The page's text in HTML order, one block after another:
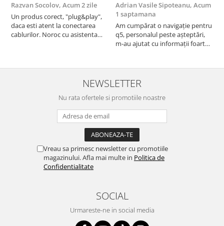
Razvan Socolov, Acum 2 zile
Un produs corect, "plug&play",
daca esti atent la conectarea
cablurilor. Noroc cu asistenta
atras atentia ca nu era conectat
cablul de video de la camera
Adrian Vasile Sipoteanu, Acum
1 saptamana
Am cumpărat o navigație pentru
q5, personalul peste așteptări,
m-au ajutat cu informații foarte
serviabili, livrare rapidă, suport
tehnic, totul impecabil, o să revin
la ei și pentru vi...
NEWSLETTER
Nu rata ofertele si promotiile noastre
Vreau sa primesc newsletter cu promotiile
magazinului. Afla mai multe in Politica de
Confidentialitate
SOCIAL
Urmareste-ne in social media